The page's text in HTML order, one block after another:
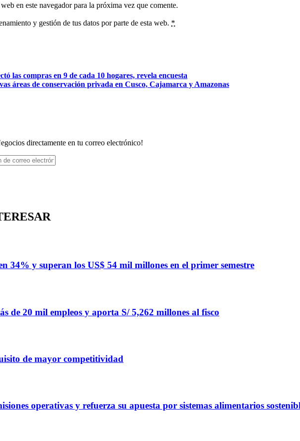
en este navegador para la próxima vez que comente.
y gestión de tus datos por parte de esta web. *
las compras en 9 de cada 10 hogares, revela encuesta
áreas de conservación privada en Cusco, Cajamarca y Amazonas
directamente en tu correo electrónico!
34% y superan los US$ 54 mil millones en el primer semestre
de 20 mil empleos y aporta S/ 5,262 millones al fisco
de mayor competitividad
operativas y refuerza su apuesta por sistemas alimentarios